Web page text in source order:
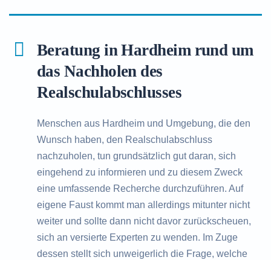
Beratung in Hardheim rund um
das Nachholen des
Realschulabschlusses
Menschen aus Hardheim und Umgebung, die den
Wunsch haben, den Realschulabschluss
nachzuholen, tun grundsätzlich gut daran, sich
eingehend zu informieren und zu diesem Zweck
eine umfassende Recherche durchzuführen. Auf
eigene Faust kommt man allerdings mitunter nicht
weiter und sollte dann nicht davor zurückscheuen,
sich an versierte Experten zu wenden. Im Zuge
dessen stellt sich unweigerlich die Frage, welche